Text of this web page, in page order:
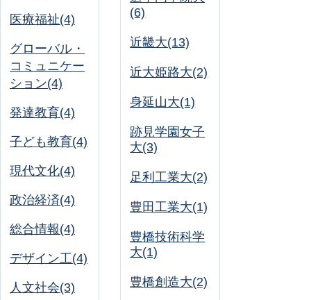
医療福祉(4)
グローバル・
コミュニケー
ション(4)
発達教育(4)
子ども教育(4)
現代文化(4)
政治経済(4)
総合情報(4)
デザイン工(4)
人文社会(3)
(6)
近畿大(13)
近大姫路大(2)
身延山大(1)
跡見学園女子
大(3)
足利工業大(2)
豊田工業大(1)
豊橋技術科学
大(1)
豊橋創造大(2)